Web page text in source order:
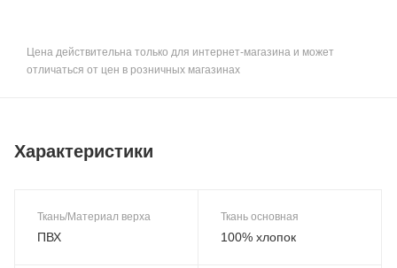
Цена действительна только для интернет-магазина и может
отличаться от цен в розничных магазинах
Характеристики
Ткань/Материал верха
ПВХ
Ткань основная
100% хлопок